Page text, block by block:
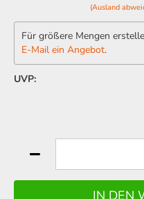
(Ausland
Für größere Mengen
E-Mail ein Angebot.
UVP: